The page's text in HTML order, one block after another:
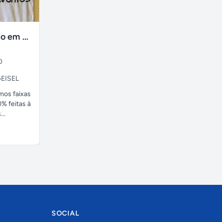
faixas no tecido em ate 24H
faixas
feitas à
SOCIAL